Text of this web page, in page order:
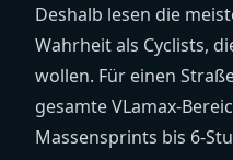
Deshalb lesen die
Wahrheit als Cyclists,
wollen. Für einen
gesamte VLamax-
Massensprints bis 6-